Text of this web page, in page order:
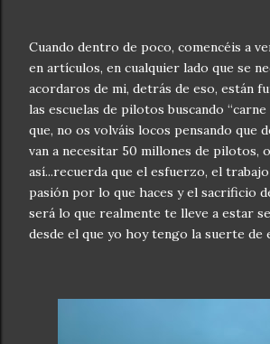
Cuando dentro de poco, comencéis a
en artículos, en cualquier lado que se
acordaros de mi, detrás de eso, están
las escuelas de pilotos buscando “carne
que, no os volváis locos pensando que
van a necesitar 50 millones de pilotos,
así...recuerda que el esfuerzo, el
pasión por lo que haces y el sacrificio
será lo que realmente te lleve a estar
desde el que yo hoy tengo la suerte de